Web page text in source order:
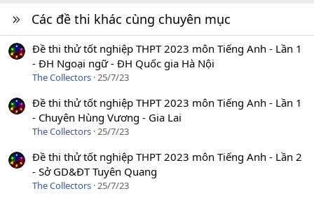
Các đề thi khác cùng chuyên mục
Đề thi thử tốt nghiệp THPT 2023 môn Tiếng Anh - Lần 1
- ĐH Ngoại ngữ - ĐH Quốc gia Hà Nội
The Collectors 25/7/23
Đề thi thử tốt nghiệp THPT 2023 môn Tiếng Anh - Lần 1
- Chuyên Hùng Vương - Gia Lai
The Collectors 25/7/23
Đề thi thử tốt nghiệp THPT 2023 môn Tiếng Anh - Lần 2
- Sở GD&ĐT Tuyên Quang
The Collectors 25/7/23